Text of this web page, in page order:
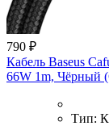
790 ₽
Кабель Baseus
66W 1m, Чёрный
Тип: